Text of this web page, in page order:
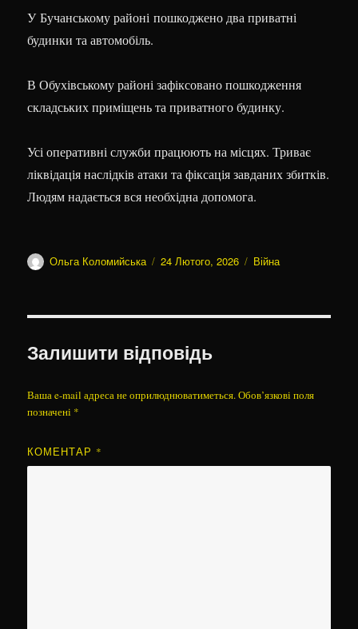
У Бучанському районі пошкоджено два приватні
будинки та автомобіль.
В Обухівському районі зафіксовано пошкодження
складських приміщень та приватного будинку.
Усі оперативні служби працюють на місцях. Триває
ліквідація наслідків атаки та фіксація завданих збитків.
Людям надається вся необхідна допомога.
Автор
Ольга Коломийська Оприлюднено
24 Лютого, 2026 Категорії
Війна
Залишити відповідь
Ваша e-mail адреса не оприлюднюватиметься.Обов’язкові поля
позначені *
КОМЕНТАР *